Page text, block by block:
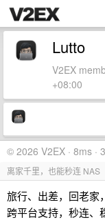
Lutto
V2EX
+08:00
© 2026 V2EX · 8ms ·
离家千里，也能秒连 NAS
旅行、出差，回老家
跨平台支持，秒连、